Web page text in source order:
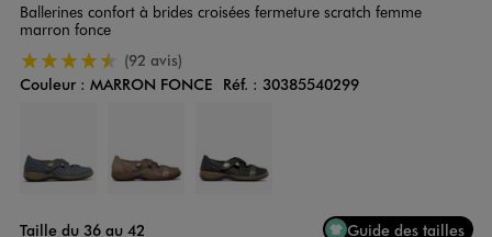
Ballerines confort à brides croisées fermeture scratch femme
marron fonce
4.5/5 de moyenne
(92 avis)
Couleur
Couleur : MARRON FONCE Réf. : 30385540299
Taille du 36 au 42 Guide des tailles